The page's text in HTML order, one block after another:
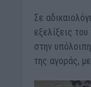
Σε
εξελίξεις
στην
της αγοράς,